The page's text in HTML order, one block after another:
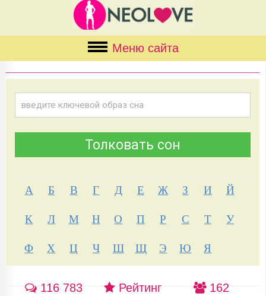
Меню сайта
А Б В Г Д Е Ж З И
Й
К
Л М Н О П Р С Т
У
Ф
Х Ц Ч Ш Щ Э Ю Я
116 783
Рейтинг
162